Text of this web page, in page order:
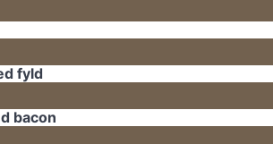
fyld
bacon